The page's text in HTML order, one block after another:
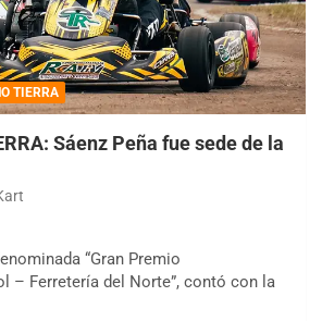
TIERRA
Sáenz Peña fue sede de la
“Gran Premio
– Ferretería del Norte”, contó con la